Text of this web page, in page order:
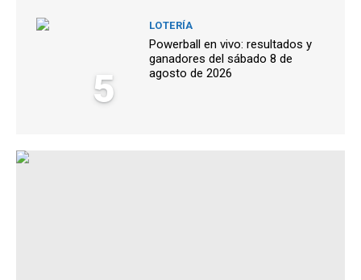
5
LOTERÍA
Powerball en vivo: resultados y
ganadores del sábado 8 de
agosto de 2026